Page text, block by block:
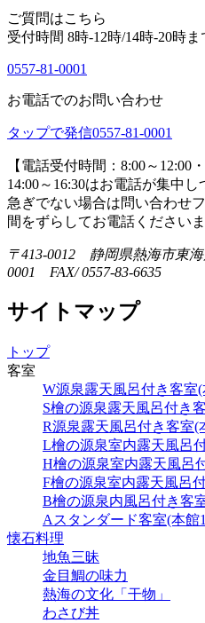
ご質問はこちら
受付時間 8時-12時/14時-20時ま
0557-81-0001
お電話でのお問い合わせ
タップで発信0557-81-0001
【電話受付時間：8:00～12:00・
14:00～16:30はお電話が集中
急ぎでない場合は問い合わせ
間をずらしてお電話くださいま
〒413-0012 静岡県熱海市東
0001 FAX/ 0557-83-6635
サイトマップ
トップ
客室
W源泉露天風呂付き客室
S檜の源泉露天風呂付き
R源泉露天風呂付き客室(
L檜の源泉室内露天風呂
H檜の源泉室内露天風呂
F檜の源泉室内露天風呂
B檜の源泉内風呂付き客
Aスタンダード客室(本館
懐石料理
地魚三昧
金目鯛の味力
熱海の文化「干物」
わさび丼